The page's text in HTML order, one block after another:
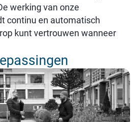
werking van onze
continu en automatisch
kunt vertrouwen wanneer